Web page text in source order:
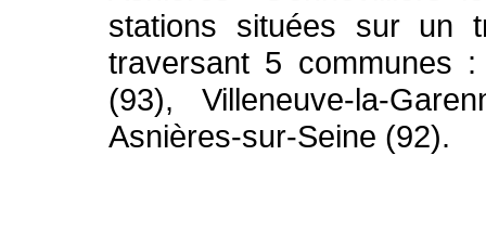
stations situées sur un
traversant 5 communes
(93), Villeneuve-la-
Asnières-sur-Seine (92).